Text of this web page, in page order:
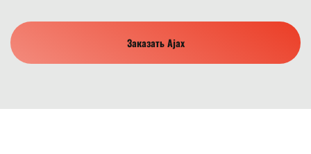
Заказать Ajax